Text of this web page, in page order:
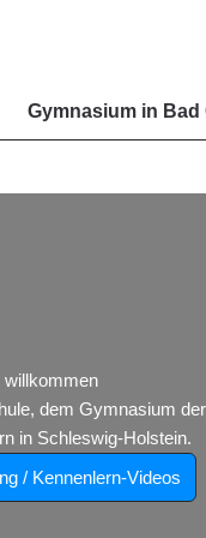
Gymnasium in Bad
willkommen
dem Gymnasium
in Schleswig-Holstein.
/ Kennenlern-Videos